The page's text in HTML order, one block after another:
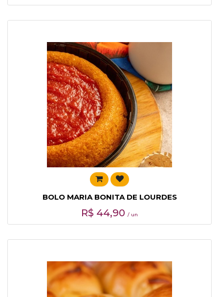
BOLO MARIA BONITA DE LOURDES
R$ 44,90 / un